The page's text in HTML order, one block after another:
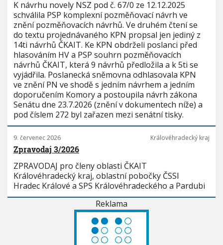
K návrhu novely NSZ pod č. 67/0 ze 12.12.2025
schválila PSP komplexní pozměňovací návrh ve
znění pozměňovacích návrhů. Ve druhém čtení se
do textu projednávaného KPN propsal jen jediný z
14ti návrhů ČKAIT. Ke KPN obdrželi poslanci před
hlasováním HV a PSP souhrn pozměňovacích
návrhů ČKAIT, která 9 návrhů předložila a k 5ti se
vyjádřila. Poslanecká sněmovna odhlasovala KPN
ve znění PN ve shodě s jedním návrhem a jedním
doporučením Komory a postoupila návrh zákona
Senátu dne 23.7.2026 (znění v dokumentech níže) a
pod číslem 272 byl zařazen mezi senátní tisky.
9. červenec 2026 Královéhradecký kraj
Zpravodaj 3/2026
ZPRAVODAJ pro členy oblasti ČKAIT
Královéhradecký kraj, oblastní pobočky ČSSI
Hradec Králové a SPS Královéhradeckého a Pardubi
Reklama